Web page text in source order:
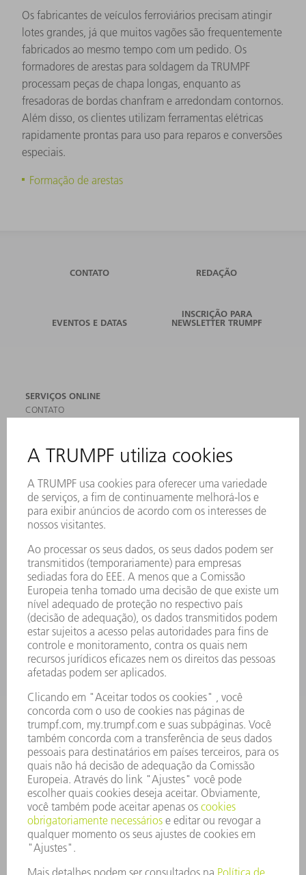
Os fabricantes de veículos ferroviários precisam atingir
lotes grandes, já que muitos vagões são frequentemente
fabricados ao mesmo tempo com um pedido. Os
formadores de arestas para soldagem da TRUMPF
processam peças de chapa longas, enquanto as
fresadoras de bordas chanfram e arredondam contornos.
Além disso, os clientes utilizam ferramentas elétricas
rapidamente prontas para uso para reparos e conversões
especiais.
Formação de arestas
CONTATO REDAÇÃO
EVENTOS E DATAS
INSCRIÇÃO PARA
NEWSLETTER TRUMPF
SERVIÇOS ONLINE
CONTATO
ASSINATURA DA NEWSLETTER
MYTRUMPF
FICHAS DE DADOS DE SEGURANÇA
PRODUTOS
MÁQUINAS & SISTEMAS
LASER
FERRAMENTAS ELÉTRICAS
SMART FACTORY
SOFTWARE
SERVIÇOS
APLICAÇÕES
SETORES
EMPRESA
CARREIRA
OFERTAS DE EMPREGO
PERFIL DA EMPRESA
RELATÓRIO FINANCEIRO ANUAL
PRINCÍPIOS EMPRESARIAIS
COMPLIANCE
SISTEMA DE DENÚNCIAS
SEGURANÇA
COMUNICADOS À IMPRENSA
REVISTAS
SUSTENTABILIDADE
MEIO AMBIENTE E CLIMA
SOCIAL E CORPORATIVO
ADMINISTRAÇÃO EMPRESARIAL